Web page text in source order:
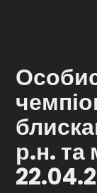
Галерея
Контакти
р.н.